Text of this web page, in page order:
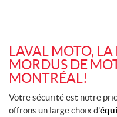
LAVAL MOTO, LA
MORDUS DE
MONTRÉAL!
Votre sécurité est notre
offrons un large choix d'